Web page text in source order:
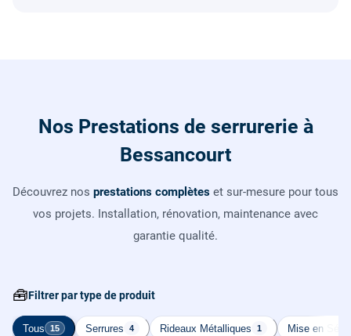
Nos Prestations de serrurerie à
Bessancourt
Découvrez nos prestations complètes et sur-mesure pour tous
vos projets. Installation, rénovation, maintenance avec
garantie qualité.
🧰Filtrer par type de produit
Tous 15 Serrures 4 Rideaux Métalliques 1 Mise en